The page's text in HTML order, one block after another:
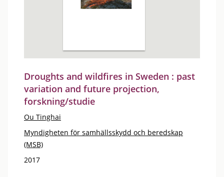
Droughts and wildfires in Sweden : past
variation and future projection,
forskning/studie
Ou Tinghai
Myndigheten för samhällsskydd och beredskap
(MSB)
2017